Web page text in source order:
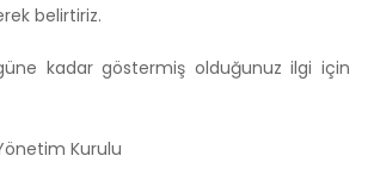
belirtiriz.
kadar göstermiş olduğunuz ilgi için
Kurulu